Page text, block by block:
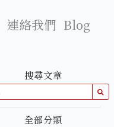
連絡我們 Blog
搜尋文章
全部分類